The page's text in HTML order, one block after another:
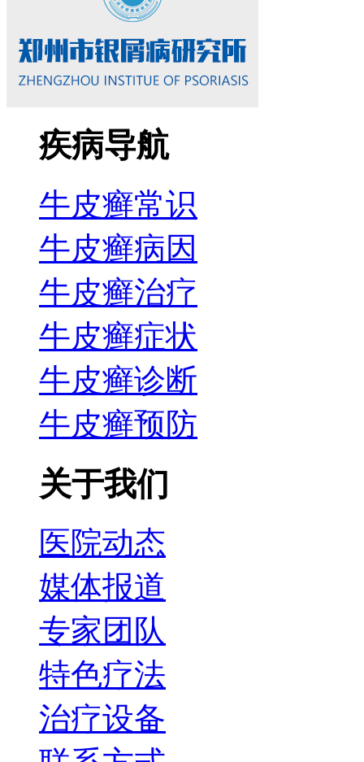
疾病导航
牛皮癣常识
牛皮癣病因
牛皮癣治疗
牛皮癣症状
牛皮癣诊断
牛皮癣预防
关于我们
医院动态
媒体报道
专家团队
特色疗法
治疗设备